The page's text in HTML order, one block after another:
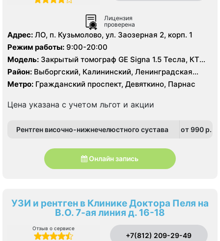
Лицензия
проверена
Адрес: ЛО, п. Кузьмолово, ул. Заозерная 2, корп. 1
Режим работы: 9:00-20:00
Модель: Закрытый томограф GE Signa 1.5 Тесла, КТ
Siemens Somatom 16 срезов
Район: Выборгский, Калининский, Ленинградская
область
Метро: Гражданский проспект, Девяткино, Парнас
Цена указана с учетом льгот и акции
Рентген височно-нижнечелюстного сустава от 990 p.
Онлайн запись
УЗИ и рентген в Клинике Доктора Пеля на
В.О. 7-ая линия д. 16-18
Отзыв о сервисе
+7(812) 209-29-49